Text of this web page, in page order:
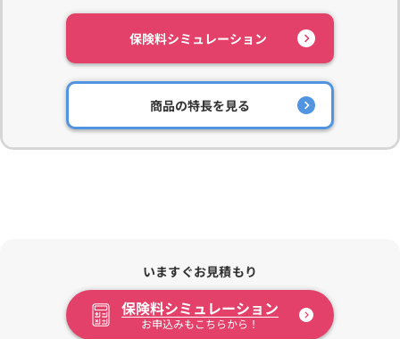
保険料シミュレーション
商品の特長を見る
いますぐお見積もり
保険料シミュレーション
お申込みもこちらから！